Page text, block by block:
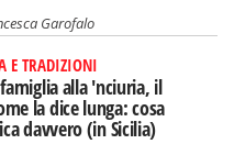
Garofalo
E TRADIZIONI
alla 'nciuria, il
la dice lunga: cosa
davvero (in Sicilia)